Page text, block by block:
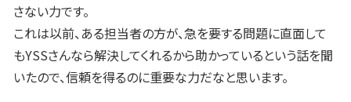
さない力です。
これは以前、ある担当者の方が、急を要する問題に直面して
もYSSさんなら解決してくれるから助かっているという話を聞
いたので、信頼を得るのに重要な力だなと思います。